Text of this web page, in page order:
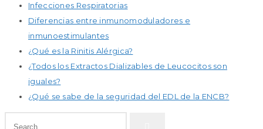
Infecciones Respiratorias
Diferencias entre inmunomoduladores e
inmunoestimulantes
¿Qué es la Rinitis Alérgica?
¿Todos los Extractos Dializables de Leucocitos son
iguales?
¿Qué se sabe de la seguridad del EDL de la ENCB?